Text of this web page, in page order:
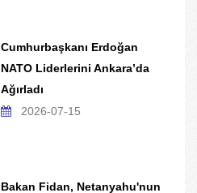
Cumhurbaşkanı Erdoğan
NATO Liderlerini Ankara’da
Ağırladı
2026-07-15
Bakan Fidan, Netanyahu'nun